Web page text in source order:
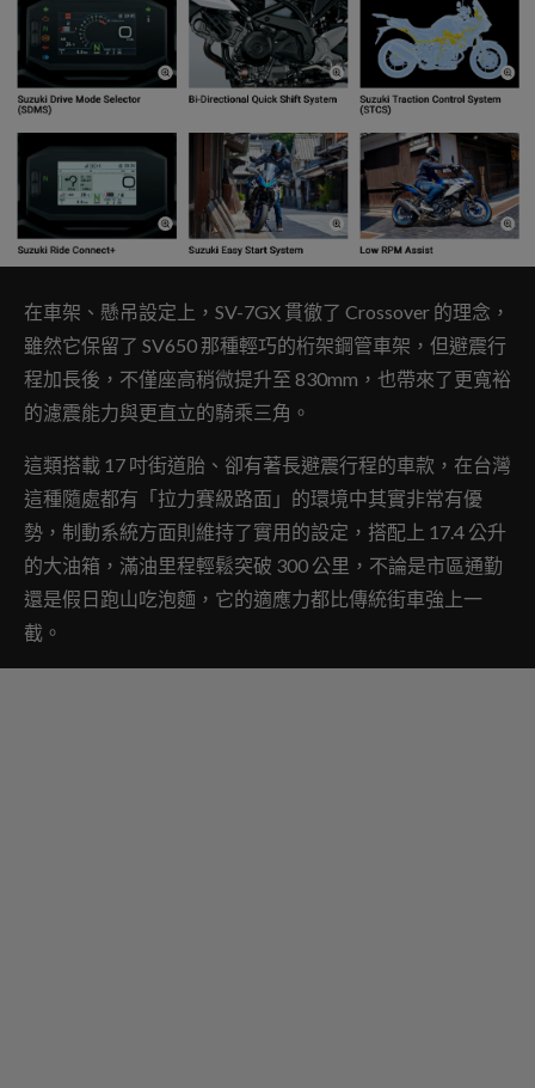
在車架、懸吊設定上，SV-7GX 貫徹了 Crossover 的理念，
雖然它保留了 SV650 那種輕巧的桁架鋼管車架，但避震行
程加長後，不僅座高稍微提升至 830mm，也帶來了更寬裕
的濾震能力與更直立的騎乘三角。
這類搭載 17 吋街道胎、卻有著長避震行程的車款，在台灣
這種隨處都有「拉力賽級路面」的環境中其實非常有優
勢，制動系統方面則維持了實用的設定，搭配上 17.4 公升
的大油箱，滿油里程輕鬆突破 300 公里，不論是市區通勤
還是假日跑山吃泡麵，它的適應力都比傳統街車強上一
截。